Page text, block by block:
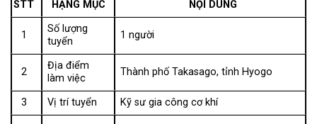
STT HẠNG MỤC NỘI DUNG
1
Số lượng
tuyển
1 người
2
Địa điểm
làm việc
Thành phố Takasago, tỉnh Hyogo
3 Vị trí tuyển Kỹ sư gia công cơ khí